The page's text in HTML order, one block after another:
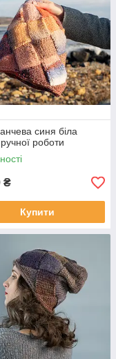
синя біла
роботи
₴
Купити